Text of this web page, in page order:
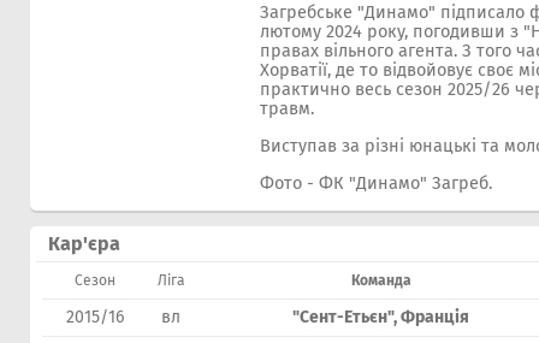
Загребське "Динамо" підписало
лютому 2024 року, погодивши з
правах вільного агента. З того
Хорватії, де то відвойовує своє
практично весь сезон 2025/26
травм.
Виступав за різні юнацькі та
Фото - ФК "Динамо" Загреб.
Кар'єра
Сезон Ліга Команда
2015/16 вл
"Сент-Етьєн", Франція